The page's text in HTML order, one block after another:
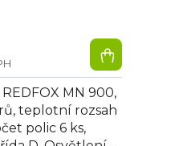
MN 900,
teplotní rozsah
polic 6 ks,